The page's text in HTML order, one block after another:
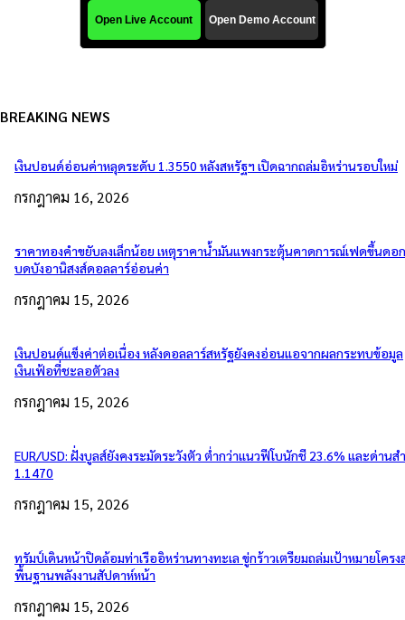
BREAKING NEWS
เงินปอนด์อ่อนค่าหลุดระดับ 1.3550 หลังสหรัฐฯ เปิดฉากถล่มอิหร่านรอบใหม่
กรกฎาคม 16, 2026
ราคาทองคำขยับลงเล็กน้อย เหตุราคาน้ำมันแพงกระตุ้นคาดการณ์เฟดขึ้นดอ
บดบังอานิสงส์ดอลลาร์อ่อนค่า
กรกฎาคม 15, 2026
เงินปอนด์แข็งค่าต่อเนื่อง หลังดอลลาร์สหรัฐยังคงอ่อนแอจากผลกระทบข้อมูล
เงินเฟ้อที่ชะลอตัวลง
กรกฎาคม 15, 2026
EUR/USD: ฝั่งบูลส์ยังคงระมัดระวังตัว ต่ำกว่าแนวฟีโบนักชี 23.6% และด่าน
1.1470
กรกฎาคม 15, 2026
ทรัมป์เดินหน้าปิดล้อมท่าเรืออิหร่านทางทะเล ขู่กร้าวเตรียมถล่มเป้าหมายโครง
พื้นฐานพลังงานสัปดาห์หน้า
กรกฎาคม 15, 2026